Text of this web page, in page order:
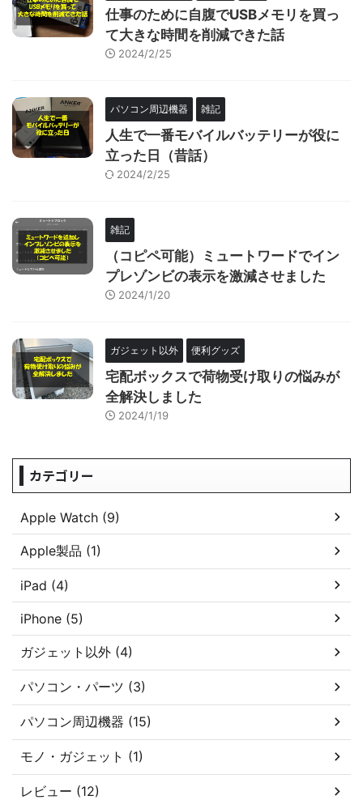
仕事のために自腹でUSBメモリを買っ
て大きな時間を削減できた話
2024/2/25
パソコン周辺機器 雑記
人生で一番モバイルバッテリーが役に
立った日（昔話）
2024/2/25
雑記
（コピペ可能）ミュートワードでイン
プレゾンビの表示を激減させました
2024/1/20
ガジェット以外 便利グッズ
宅配ボックスで荷物受け取りの悩みが
全解決しました
2024/1/19
カテゴリー
Apple Watch (9)
Apple製品 (1)
iPad (4)
iPhone (5)
ガジェット以外 (4)
パソコン・パーツ (3)
パソコン周辺機器 (15)
モノ・ガジェット (1)
レビュー (12)